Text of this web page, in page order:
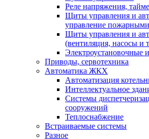
Реле напряжения,
Щиты управления и
управление
Щиты управления и
(вентиляция, насосы и
Электроустановочные
Приводы, сервотехника
Автоматика ЖКХ
Автоматизация
Интеллектуальное
Системы
сооружений
Теплоснабжение
Встраиваемые системы
Разное